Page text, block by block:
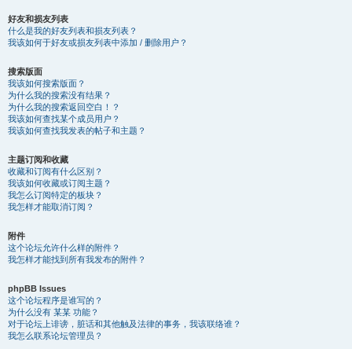
好友和损友列表
什么是我的好友列表和损友列表？
我该如何于好友或损友列表中添加 / 删除用户？
搜索版面
我该如何搜索版面？
为什么我的搜索没有结果？
为什么我的搜索返回空白！？
我该如何查找某个成员用户？
我该如何查找我发表的帖子和主题？
主题订阅和收藏
收藏和订阅有什么区别？
我该如何收藏或订阅主题？
我怎么订阅特定的板块？
我怎样才能取消订阅？
附件
这个论坛允许什么样的附件？
我怎样才能找到所有我发布的附件？
phpBB Issues
这个论坛程序是谁写的？
为什么没有 某某 功能？
对于论坛上诽谤，脏话和其他触及法律的事务，我该联络谁？
我怎么联系论坛管理员？